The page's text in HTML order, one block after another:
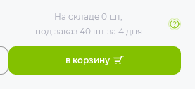
На складе0 шт,
под заказ 40 штза 4 дня
в корзину